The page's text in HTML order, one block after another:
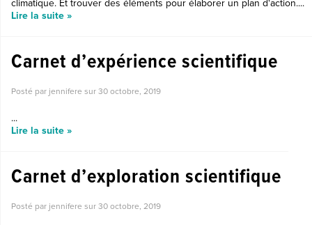
climatique. Et trouver des éléments pour élaborer un plan d'action....
Lire la suite »
Carnet d’expérience scientifique
Posté par jennifere sur 30 octobre, 2019
...
Lire la suite »
Carnet d’exploration scientifique
Posté par jennifere sur 30 octobre, 2019